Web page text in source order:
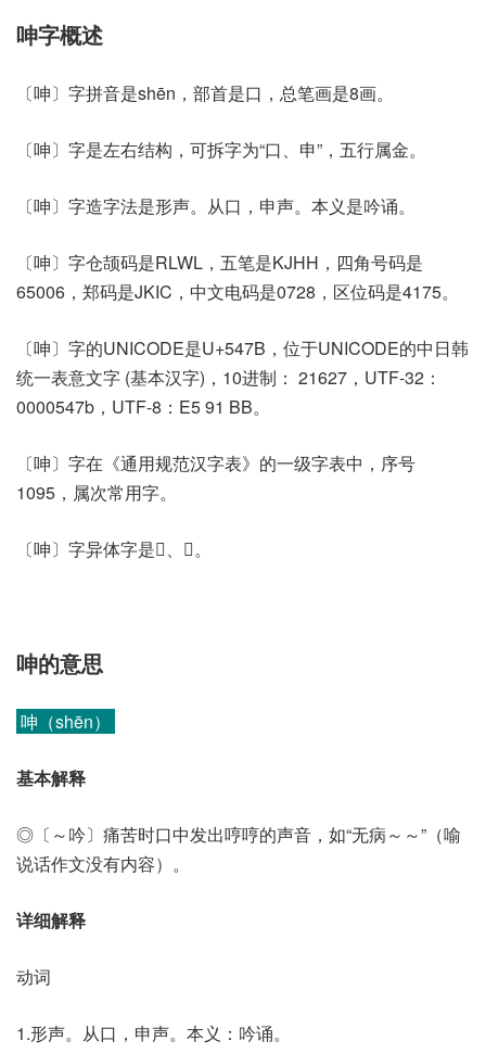
呻字概述
〔呻〕字拼音是shēn，部首是口，总笔画是8画。
〔呻〕字是左右结构，可拆字为“口、申”，五行属金。
〔呻〕字造字法是形声。从口，申声。本义是吟诵。
〔呻〕字仓颉码是RLWL，五笔是KJHH，四角号码是
65006，郑码是JKIC，中文电码是0728，区位码是4175。
〔呻〕字的UNICODE是U+547B，位于UNICODE的中日韩
统一表意文字 (基本汉字)，10进制： 21627，UTF-32：
0000547b，UTF-8：E5 91 BB。
〔呻〕字在《通用规范汉字表》的一级字表中，序号
1095，属次常用字。
〔呻〕字异体字是𠲳、𣢘。
呻的意思
呻（shēn）
基本解释
◎〔～吟〕痛苦时口中发出哼哼的声音，如“无病～～”（喻
说话作文没有内容）。
详细解释
动词
1.形声。从口，申声。本义：吟诵。